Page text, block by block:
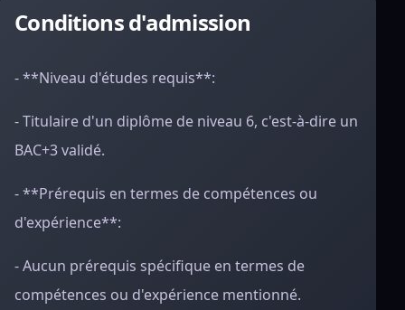
Conditions d'admission
- **Niveau d'études requis**:
- Titulaire d'un diplôme de niveau 6, c'est-à-dire un
BAC+3 validé.
- **Prérequis en termes de compétences ou
d'expérience**:
- Aucun prérequis spécifique en termes de
compétences ou d'expérience mentionné.